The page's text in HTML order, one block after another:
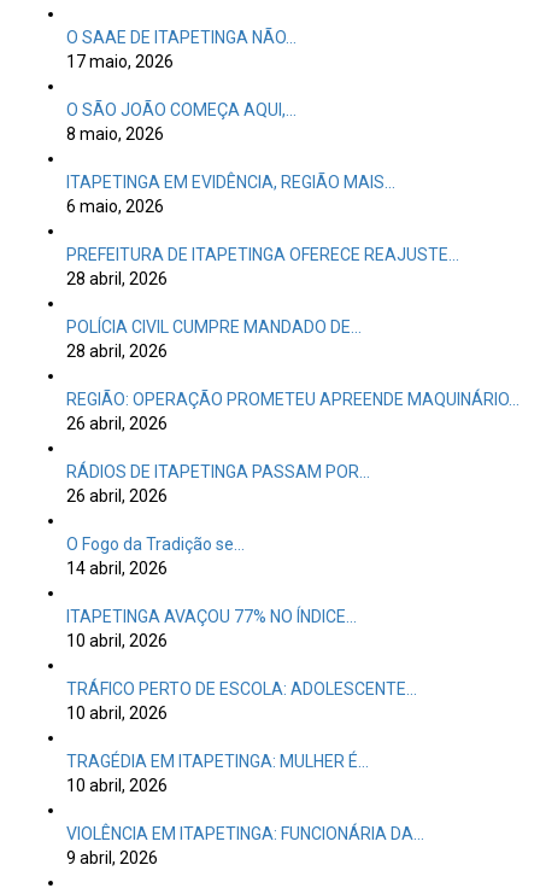
O SAAE DE ITAPETINGA NÃO…
17 maio, 2026
O SÃO JOÃO COMEÇA AQUI,…
8 maio, 2026
ITAPETINGA EM EVIDÊNCIA, REGIÃO MAIS…
6 maio, 2026
PREFEITURA DE ITAPETINGA OFERECE REAJUSTE…
28 abril, 2026
POLÍCIA CIVIL CUMPRE MANDADO DE…
28 abril, 2026
REGIÃO: OPERAÇÃO PROMETEU APREENDE MAQUINÁRIO…
26 abril, 2026
RÁDIOS DE ITAPETINGA PASSAM POR…
26 abril, 2026
O Fogo da Tradição se…
14 abril, 2026
ITAPETINGA AVAÇOU 77% NO ÍNDICE…
10 abril, 2026
TRÁFICO PERTO DE ESCOLA: ADOLESCENTE…
10 abril, 2026
TRAGÉDIA EM ITAPETINGA: MULHER É…
10 abril, 2026
VIOLÊNCIA EM ITAPETINGA: FUNCIONÁRIA DA…
9 abril, 2026